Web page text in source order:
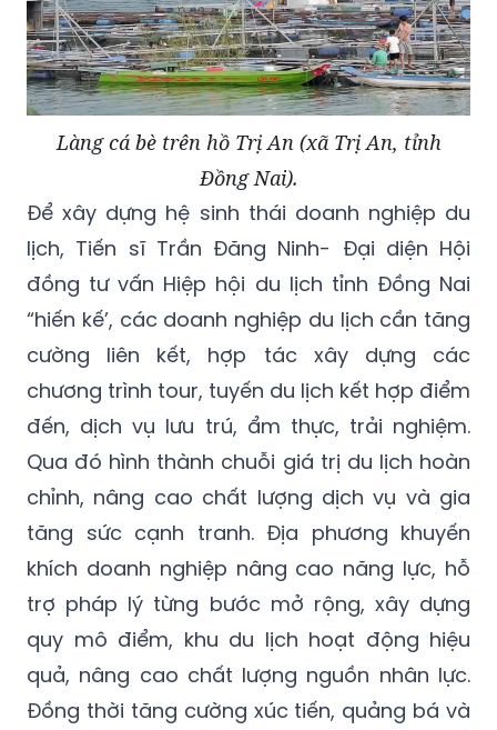
Làng cá bè trên hồ Trị An (xã Trị An, tỉnh
Đồng Nai).
Để xây dựng hệ sinh thái doanh nghiệp du
lịch, Tiến sĩ Trần Đăng Ninh- Đại diện Hội
đồng tư vấn Hiệp hội du lịch tỉnh Đồng Nai
“hiến kế’, các doanh nghiệp du lịch cần tăng
cường liên kết, hợp tác xây dựng các
chương trình tour, tuyến du lịch kết hợp điểm
đến, dịch vụ lưu trú, ẩm thực, trải nghiệm.
Qua đó hình thành chuỗi giá trị du lịch hoàn
chỉnh, nâng cao chất lượng dịch vụ và gia
tăng sức cạnh tranh. Địa phương khuyến
khích doanh nghiệp nâng cao năng lực, hỗ
trợ pháp lý từng bước mở rộng, xây dựng
quy mô điểm, khu du lịch hoạt động hiệu
quả, nâng cao chất lượng nguồn nhân lực.
Đồng thời tăng cường xúc tiến, quảng bá và